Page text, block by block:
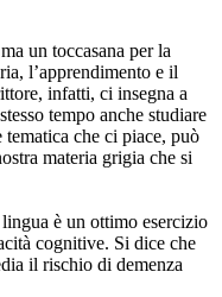
un toccasana per la
l’apprendimento e il
infatti, ci insegna a
tempo anche studiare
che ci piace, può
materia grigia che si
è un ottimo esercizio
cognitive. Si dice che
il rischio di demenza